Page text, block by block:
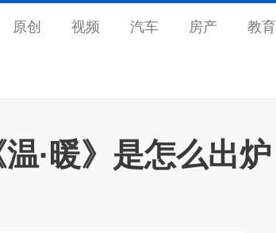
原创 视频 汽车 房产 教育
·暖》是怎么出炉